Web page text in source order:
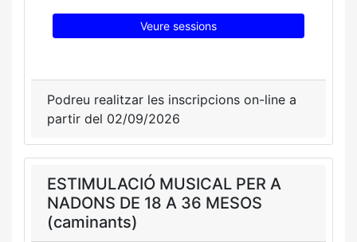
Veure sessions
Podreu realitzar les inscripcions on-line a
partir del 02/09/2026
ESTIMULACIÓ MUSICAL PER A
NADONS DE 18 A 36 MESOS
(caminants)